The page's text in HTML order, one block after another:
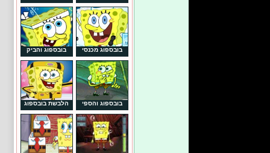
בובספוג מכנסי בובספוג והביק
בובספוג והספי הלבשת בובספוג